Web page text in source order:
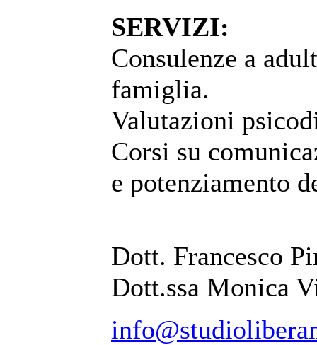
SERVIZI:
Consulenze a
famiglia.
Valutazioni
Corsi su
e potenziamento
Dott. Francesco
Dott.ssa Monica